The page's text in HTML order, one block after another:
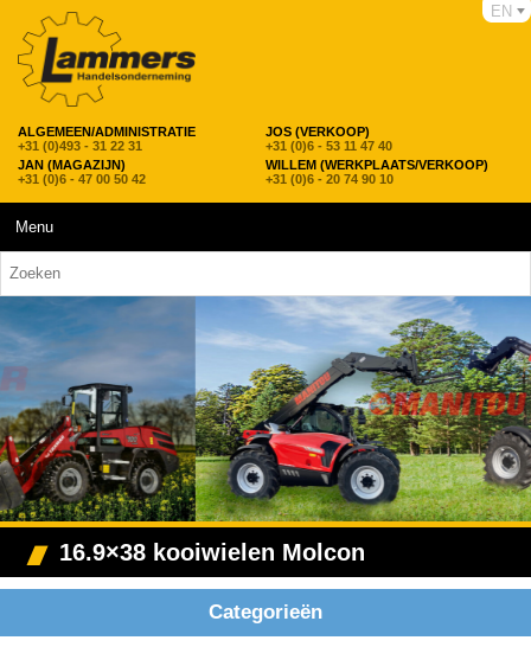
ALGEMEEN/ADMINISTRATIE
+31 (0)493 - 31 22 31
JOS (VERKOOP)
+31 (0)6 - 53 11 47 40
JAN (MAGAZIJN)
+31 (0)6 - 47 00 50 42
WILLEM (WERKPLAATS/VERKOOP)
+31 (0)6 - 20 74 90 10
EN
Menu
16.9×38 kooiwielen Molcon
Categorieën